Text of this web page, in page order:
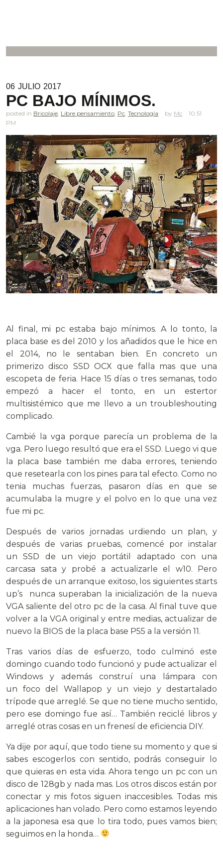
06 JULIO 2017
PC BAJO MÍNIMOS.
posted in Bricolaje Libre pensamiento Pc Tecnología Mc
10.51
PM
Al final, mi pc estaba bajo mínimos. A lo tonto, la
placa base es del 2010 y los añadidos que le hice en
el 2014, no le sentaban bien. En concreto un
primerizo disco SSD OCX que falla mas que una
escopeta de feria. Hace 15 días o tres semanas, todo
empezó a hacer el tonto, en un estertor
multisistémico que me llevo a un troubleshouting
complicado.
Cambié la vga porque parecía un problema de la
vga. Pero luego resultó que era el SSD. Luego vi que
la placa base también me daba errores, teniendo
que resetearla con los pines para tal efecto. Como no
tenia muchas fuerzas, pasaron días en que se
acumulaba la mugre y el polvo en lo que una vez
fue mi pc.
Después de varios jornadas urdiendo un plan, y
después de varias pruebas, comencé por instalar
un SSD de un viejo portátil adaptado con una
carcasa sata y probé a actualizarle el w10. Pero
después de un arranque exitoso, los siguientes starts
up’s nunca superaban la inicialización de la nueva
VGA saliente del otro pc de la casa. Al final tuve que
volver a la VGA original y entre medias, actualizar de
nuevo la BIOS de la placa base P55 a la versión 11.
Tras varios días de esfuerzo, todo culminó este
domingo cuando todo funcionó y pude actualizar el
Windows y además construí una lámpara con
un foco del Wallapop y un viejo y destartalado
trípode que arreglé. Se que no tiene mucho sentido,
pero ese domingo fue así… También reciclé libros y
arreglé otras cosas en un frenesí de eficiencia DIY.
Ya dije por aquí, que todo tiene su momento y que si
sabes escogerlos con sentido, podrás conseguir lo
que quieras en esta vida. Ahora tengo un pc con un
disco de 128gb y nada mas. Los otros discos están por
conectar y mis fotos siguen inaccesibles. Todas mis
aplicaciones han volado. Pero como estamos leyendo
a la japonesa esa que lo tira todo, pues vamos bien;
seguimos en la honda…